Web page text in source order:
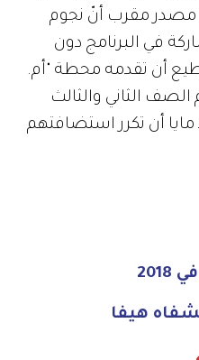
مصدر مقرب أنّ نجوم
في البرنامج دون
أن تقدمه محطة "أم.
الثاني والثالث
مايا أن تكرر استضافتهم
هيفا